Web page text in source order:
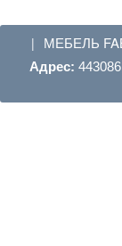
| МЕБЕЛЬ
Адрес: